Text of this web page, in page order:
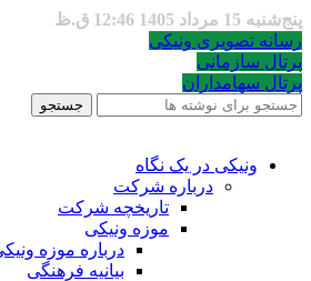
پنج‌شنبه 15 مرداد 1405 12:46 ق.ظ
رسانه تصویری ونیکی
پرتال سازمانی
پرتال سهامداران
جستجو
ونیکی در یک نگاه
درباره شرکت
تاریخچه شرکت
موزه ونیکی
درباره موزه
بیانیه فرهنگی